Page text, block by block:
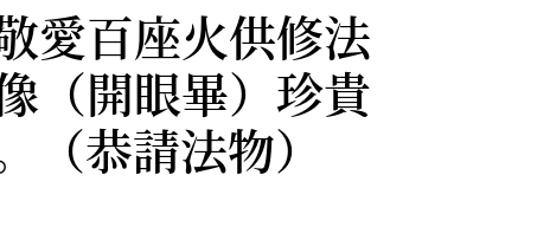
愛百座火供修法
（開眼畢）珍貴
（恭請法物）